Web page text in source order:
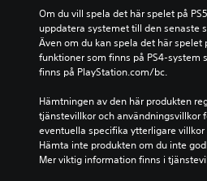
Om du vill spela det här spelet på
uppdatera systemet till den senaste
Även om du kan spela det här spelet
funktioner som finns på PS4-system
finns på PlayStation.com/bc.
Hämtningen av den här produkten
tjänstevillkor och användningsvillkor
eventuella specifika ytterligare
Hämta inte produkten om du inte
Mer viktig information finns i